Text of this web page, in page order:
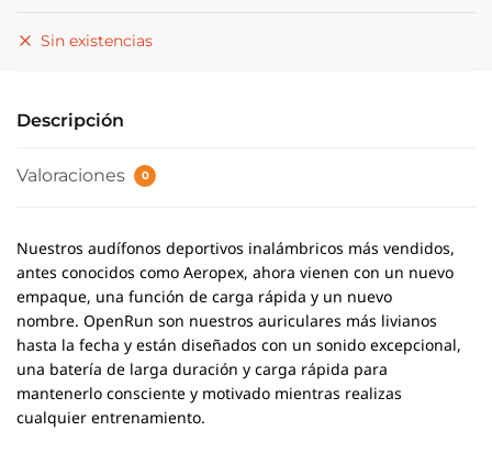
Sin existencias
Descripción
Valoraciones 0
Nuestros audífonos deportivos inalámbricos más vendidos,
antes conocidos como Aeropex, ahora vienen con un nuevo
empaque, una función de carga rápida y un nuevo
nombre. OpenRun son nuestros auriculares más livianos
hasta la fecha y están diseñados con un sonido excepcional,
una batería de larga duración y carga rápida para
mantenerlo consciente y motivado mientras realizas
cualquier entrenamiento.